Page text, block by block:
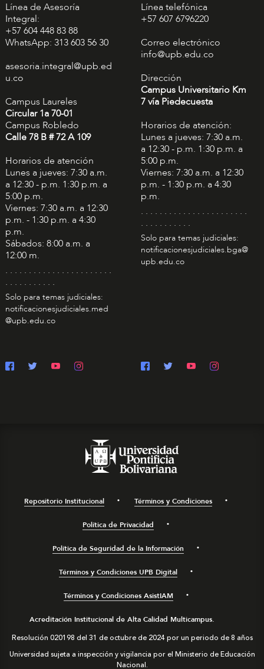
Línea de Asesoría
Integral:
+57 604 448 83 88
WhatsApp: 313 603 56 30
asesoria.integral@upb.ed
u.co
Campus Laureles
Circular 1a 70-01
Campus Robledo
Calle 78 B # 72 A 109
Horarios de atención
Lunes a jueves: 7:30 a.m.
a 12:30 - p.m. 1:30 p.m. a
5:00 p.m.
Viernes: 7:30 a.m. a 12:30
p.m. - 1:30 p.m. a 4:30
p.m.
Sábados: 8:00 a.m. a
12:00 m.
. . . . . . . . . . . . . . . . . . . . . . .
. . . . . . . . . . .
Solo para temas judiciales:
notificacionesjudiciales.med
@upb.edu.co
Línea telefónica
+57 607 6796220
Correo electrónico
info@upb.edu.co
Dirección
Campus Universitario Km
7 vía Piedecuesta
Horarios de atención:
Lunes a jueves: 7:30 a.m.
a 12:30 - p.m. 1:30 p.m. a
5:00 p.m.
Viernes: 7:30 a.m. a 12:30
p.m. - 1:30 p.m. a 4:30
p.m.
. . . . . . . . . . . . . . . . . . . . . . .
. . . . . . . . . . .
Solo para temas judiciales:
notificacionesjudiciales.bga@
upb.edu.co
Repositorio Institucional Términos y Condiciones
Política de Privacidad
Política de Seguridad de la Información
Términos y Condiciones UPB Digital
Términos y Condiciones AsistIAM
Acreditación Institucional de Alta Calidad Multicampus.
Resolución 020198 del 31 de octubre de 2024 por un periodo de 8 años
Universidad sujeta a inspección y vigilancia por el Ministerio de Educación
Nacional.